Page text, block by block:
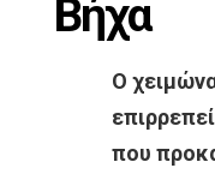
Βήχα
Ο
που